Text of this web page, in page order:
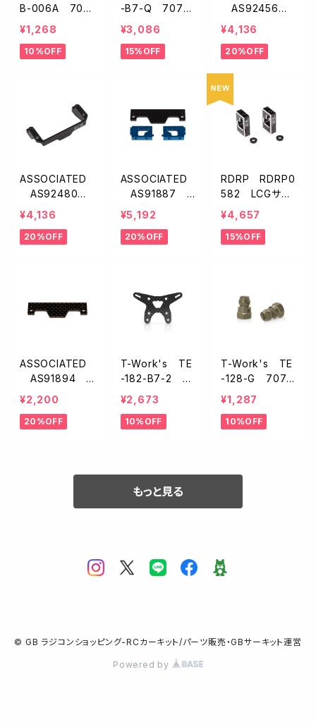
B-006A 707
5アルミ製ショッ
クピボットボー
ル【アソシB6.4/
¥1,268
10%OFF
-B7-Q 7075
アルミ製ワンピ
ースサーボマウ
ント【B7.1C・B7.1
¥3,086
15%OFF
AS92456 F
T アルミ製ワン
ピースサーボマ
ウント・ブルー【B
¥4,136
20%OFF
ASSOCIATED
AS92480 F
T アルミ製ワン
ピースサーボマ
ウント・ブラック
¥4,136
20%OFF
ASSOCIATED
AS91887 F
T サーボマウン
トセット【B6.3/B
7/T7】
¥5,192
20%OFF
RDRP RDRP0
582 LCGサー
ボマウント・ブラ
ック【B6.3/B7】
¥4,657
15%OFF
ASSOCIATED
AS91894 F
T カーボン製サ
ーボマウントブ
レース【B6.3】
¥2,200
20%OFF
T-Work's TE
-182-B7-2 グ
ラファイト製フロ
ントショックタワ
ー【-2mm/B7.1・
¥2,673
10%OFF
T-Work's TE
-128-G 7075
アルミ製ショック
ブッシュ・ハード
コート【10mm・2
¥1,287
10%OFF
もっと見る
© GB ラジコンショッピング-RCカーキット/パーツ販売・GBサーキット運営
Powered by